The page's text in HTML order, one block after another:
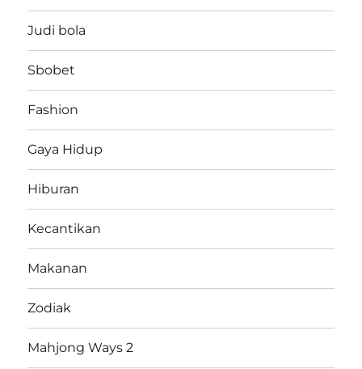
Judi bola
Sbobet
Fashion
Gaya Hidup
Hiburan
Kecantikan
Makanan
Zodiak
Mahjong Ways 2